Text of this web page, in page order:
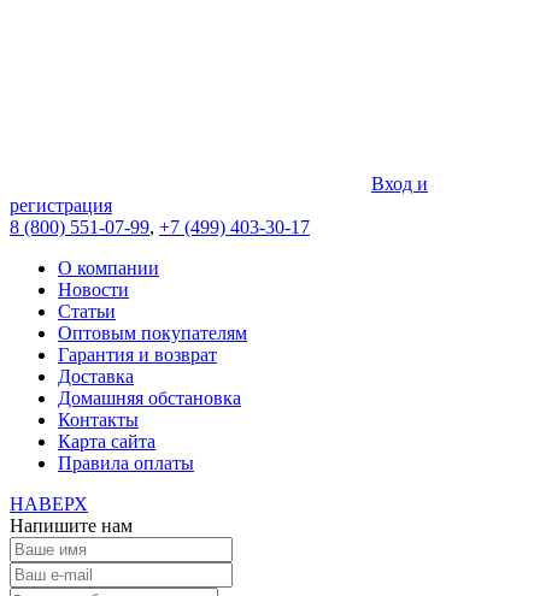
Вход и
регистрация
8 (800) 551-07-99, +7 (499) 403-30-17
О компании
Новости
Статьи
Оптовым покупателям
Гарантия и возврат
Доставка
Домашняя обстановка
Контакты
Карта сайта
Правила оплаты
НАВЕРХ
Напишите нам